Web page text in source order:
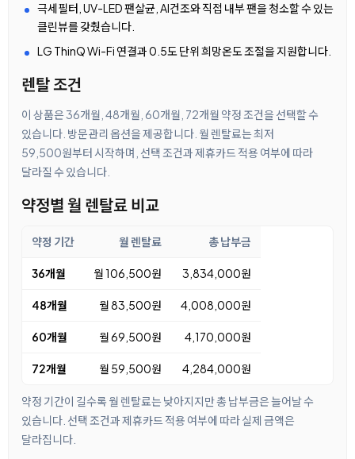
극세필터, UV-LED 팬살균, AI건조와 직접 내부 팬을 청소할 수 있는
클린뷰를 갖췄습니다.
LG ThinQ Wi-Fi 연결과 0.5도 단위 희망온도 조절을 지원합니다.
렌탈 조건
이 상품은 36개월, 48개월, 60개월, 72개월 약정 조건을 선택할 수
있습니다. 방문관리 옵션을 제공합니다. 월 렌탈료는 최저
59,500원부터 시작하며, 선택 조건과 제휴카드 적용 여부에 따라
달라질 수 있습니다.
약정별 월 렌탈료 비교
약정 기간 월 렌탈료 총 납부금
36개월 월 106,500원 3,834,000원
48개월 월 83,500원 4,008,000원
60개월 월 69,500원 4,170,000원
72개월 월 59,500원 4,284,000원
약정 기간이 길수록 월 렌탈료는 낮아지지만 총 납부금은 늘어날 수
있습니다. 선택 조건과 제휴카드 적용 여부에 따라 실제 금액은
달라집니다.